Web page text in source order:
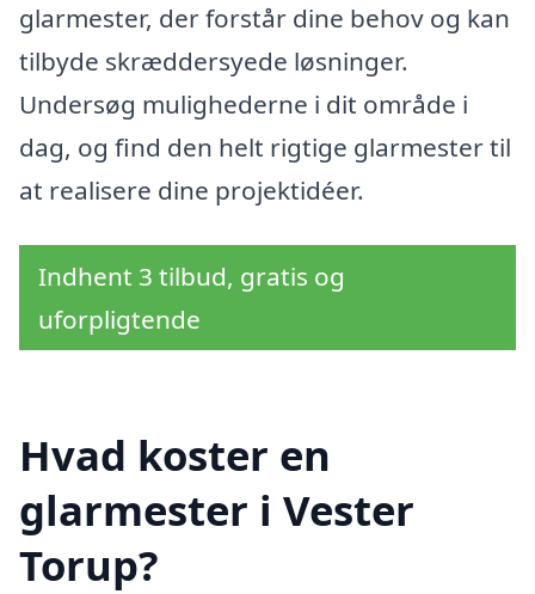
glarmester, der forstår dine behov og kan
tilbyde skræddersyede løsninger.
Undersøg mulighederne i dit område i
dag, og find den helt rigtige glarmester til
at realisere dine projektidéer.
Indhent 3 tilbud, gratis og
uforpligtende
Hvad koster en
glarmester i Vester
Torup?